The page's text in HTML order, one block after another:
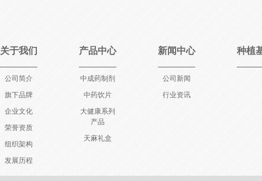
关于我们
公司简介
旗下品牌
企业文化
荣誉资质
组织架构
发展历程
产品中心
中成药制剂
中药饮片
大健康系列
产品
天麻礼盒
新闻中心
公司新闻
行业资讯
种植